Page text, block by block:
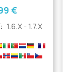
€
1.6.X - 1.7.X